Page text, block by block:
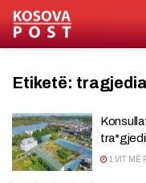
Etiketë: tragjedia
1 VIT MË